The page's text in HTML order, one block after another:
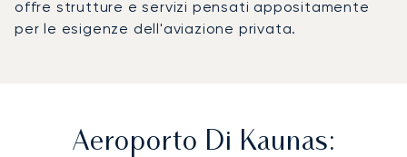
offre strutture e servizi pensati appositamente
per le esigenze dell'aviazione privata.
Aeroporto Di Kaunas: